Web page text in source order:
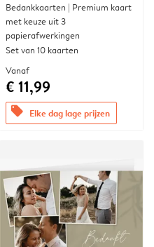
Bedankkaarten | Premium kaart
met keuze uit 3
papierafwerkingen
Set van 10 kaarten
Vanaf
€ 11,99
offers Elke dag lage prijzen